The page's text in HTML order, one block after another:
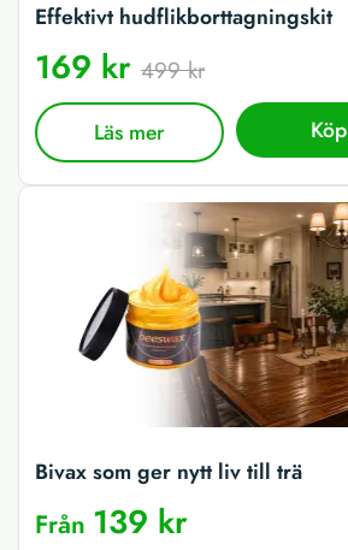
Effektivt hudflikborttagningskit
169 kr 499 kr
Läs mer Köp
Bivax som ger nytt liv till trä
Från 139 kr